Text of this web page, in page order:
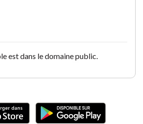
est dans le domaine public.